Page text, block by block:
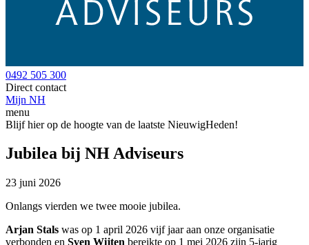
0492 505 300
Direct contact
Mijn NH
menu
Blijf hier op de hoogte van de laatste NieuwigHeden!
Jubilea bij NH Adviseurs
23 juni 2026
Onlangs vierden we twee mooie jubilea.
Arjan Stals was op 1 april 2026 vijf jaar aan onze organisatie
verbonden en Sven Wijten bereikte op 1 mei 2026 zijn 5-jarig